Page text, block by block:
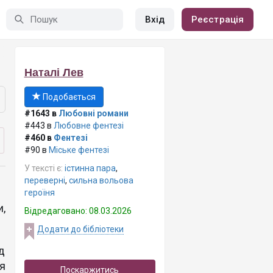
Вхід Реєстрація
Наталі Лев
Подобається
#1643 в Любовні романи
#443 в Любовне фентезі
#460 в Фентезі
#90 в Міське фентезі
У тексті є: істинна пара,
переверні, сильна вольова
героїня
Відредаговано: 08.03.2026
Додати до бібліотеки
Поскаржитись